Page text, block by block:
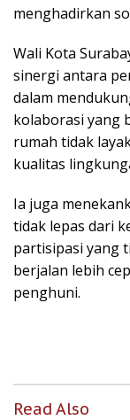
menghadirkan
Wali Kota
sinergi antara
dalam
kolaborasi yang
rumah tidak
kualitas
Ia juga
tidak lepas dari
partisipasi yang
berjalan lebih
penghuni.
Read Also